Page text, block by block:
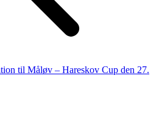
til Måløv – Hareskov Cup den 27.